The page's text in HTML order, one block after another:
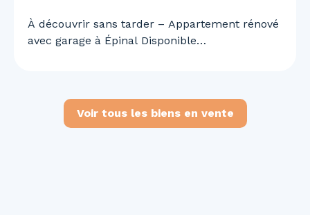
À découvrir sans tarder – Appartement rénové
avec garage à Épinal Disponible
centre-ville d'Épinal. Situé au rez-de-chaussée
d'une petite copropriété de 12 logements, il se
Voir tous les biens en vente